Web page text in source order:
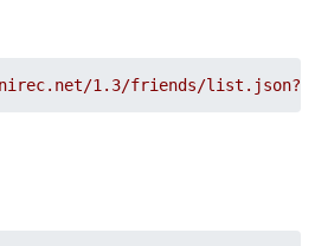
1.3/friends/